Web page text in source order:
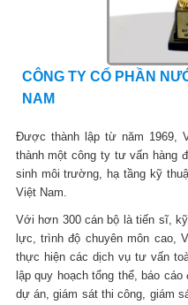
CÔNG TY CỔ PHẦN
NAM
Được thành lập từ năm 1969,
thành một công ty tư vấn hàng
sinh môi trường, hạ tầng kỹ
Việt Nam.
Với hơn 300 cán bộ là tiến sĩ,
lực, trình độ chuyên môn cao,
thực hiện các dịch vụ tư vấn
lập quy hoạch tổng thể, báo
dự án, giám sát thi công, giám